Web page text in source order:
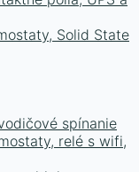
Solid State
spínanie
relé s wifi,